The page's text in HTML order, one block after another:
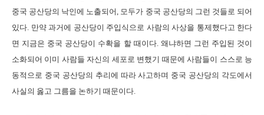
중국 공산당의 낙인에 노출되어, 모두가 중국 공산당의 그런 것들로 되어
있다. 만약 과거에 공산당이 주입식으로 사람의 사상을 통제했다고 한다
면 지금은 중국 공산당이 수확을 할 때이다. 왜냐하면 그런 주입된 것이
소화되어 이미 사람들 자신의 세포로 변했기 때문에 사람들이 스스로 능
동적으로 중국 공산당의 추리에 따라 사고하며 중국 공산당의 각도에서
사실의 옳고 그름을 논하기 때문이다.